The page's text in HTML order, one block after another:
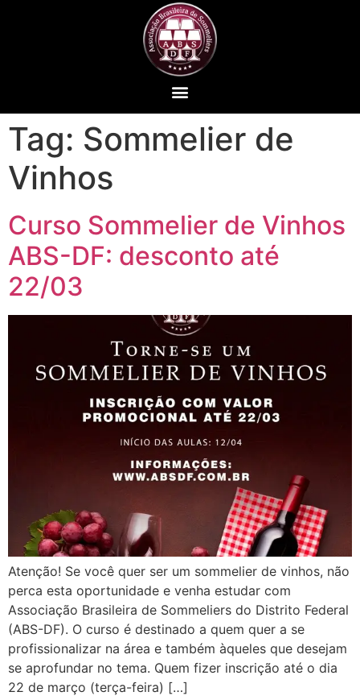
Tag: Sommelier de
Vinhos
Curso Sommelier de Vinhos
ABS-DF: desconto até
22/03
Atenção! Se você quer ser um sommelier de vinhos, não
perca esta oportunidade e venha estudar com
Associação Brasileira de Sommeliers do Distrito Federal
(ABS-DF). O curso é destinado a quem quer a se
profissionalizar na área e também àqueles que desejam
se aprofundar no tema. Quem fizer inscrição até o dia
22 de março (terça-feira) […]